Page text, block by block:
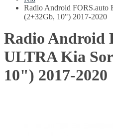
Radio Android FORS.auto
(2+32Gb, 10") 2017-2020
Radio Android
ULTRA Kia
10") 2017-2020